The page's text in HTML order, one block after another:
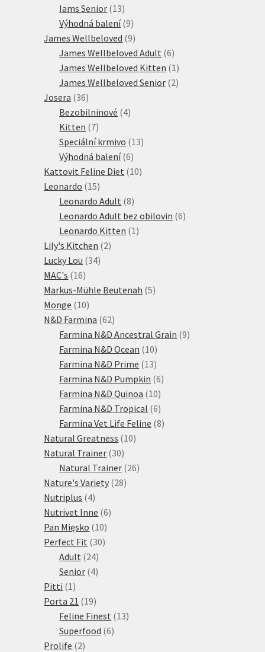
Iams Senior 1313
produktů
Výhodná balení 99
produktů
James Wellbeloved 99
produktů
James Wellbeloved Adult 66
produktů
James Wellbeloved Kitten 1 1
produkt
James Wellbeloved Senior 22
Josera 3636
produktů
Bezobilninové 44
Kitten 77
produktů
Speciální krmivo 1313
Výhodná balení 66
produktů
Kattovit Feline Diet 1010
Leonardo 1515
produktů
Leonardo Adult 88
produktů
Leonardo Adult bez obilovin 66
Leonardo Kitten 1 1
Lily's Kitchen 22
Lucky Lou 3434
MAC's 1616
produktů
Markus-Mühle Beutenah 55
Monge 1010
produktů
N&D Farmina 6262
produktů
Farmina N&D Ancestral Grain 99
Farmina N&D Ocean 1010
produktů
Farmina N&D Prime 1313
produktů
Farmina N&D Pumpkin 66
Farmina N&D Quinoa 1010
produktů
Farmina N&D Tropical 66
produktů
Farmina Vet Life Feline 88
Natural Greatness 1010
Natural Trainer 3030
produktů
Natural Trainer 2626
Nature's Variety 2828
Nutriplus 44
produkty
Nutrivet Inne 66
Pan Mięsko 1010
produktů
Perfect Fit 3030
Adult 2424
produktů
Senior 44
Pitti 1 1
produkt
Porta 21 1919
produktů
Feline Finest 1313
Superfood 66
Prolife 22